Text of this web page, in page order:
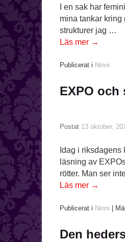
I en sak har
mina tankar
strukturer jag …
Läs mer →
Publicerat i Ninni
EXPO
Postat 13 oktober,
Idag i riksdagens
läsning av
rötter. Man ser
Läs mer →
Publicerat i Ninni
Den